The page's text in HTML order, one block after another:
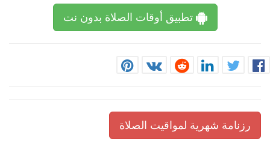
تطبيق أوقات الصلاة بدون نت
رزنامة شهرية لمواقيت الصلاة